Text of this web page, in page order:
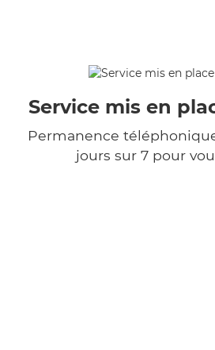
Service mis en
Permanence
jours sur 7 pour